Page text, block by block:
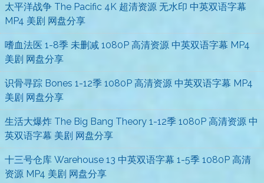
太平洋战争 The Pacific 4K 超清资源 无水印 中英双语字幕
MP4 美剧 网盘分享
嗜血法医 1-8季 未删减 1080P 高清资源 中英双语字幕 MP4
美剧 网盘分享
识骨寻踪 Bones 1-12季 1080P 高清资源 中英双语字幕 MP4
美剧 网盘分享
生活大爆炸 The Big Bang Theory 1-12季 1080P 高清资源 中
英双语字幕 美剧 网盘分享
十三号仓库 Warehouse 13 中英双语字幕 1-5季 1080P 高清
资源 MP4 美剧 网盘分享